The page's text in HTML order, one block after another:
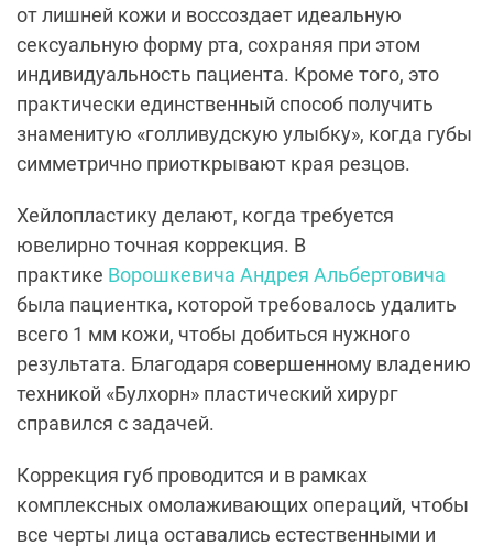
от лишней кожи и воссоздает идеальную
сексуальную форму рта, сохраняя при этом
индивидуальность пациента. Кроме того, это
практически единственный способ получить
знаменитую «голливудскую улыбку», когда губы
симметрично приоткрывают края резцов.
Хейлопластику делают, когда требуется
ювелирно точная коррекция. В
практике Ворошкевича Андрея Альбертовича
была пациентка, которой требовалось удалить
всего 1 мм кожи, чтобы добиться нужного
результата. Благодаря совершенному владению
техникой «Булхорн» пластический хирург
справился с задачей.
Коррекция губ проводится и в рамках
комплексных омолаживающих операций, чтобы
все черты лица оставались естественными и